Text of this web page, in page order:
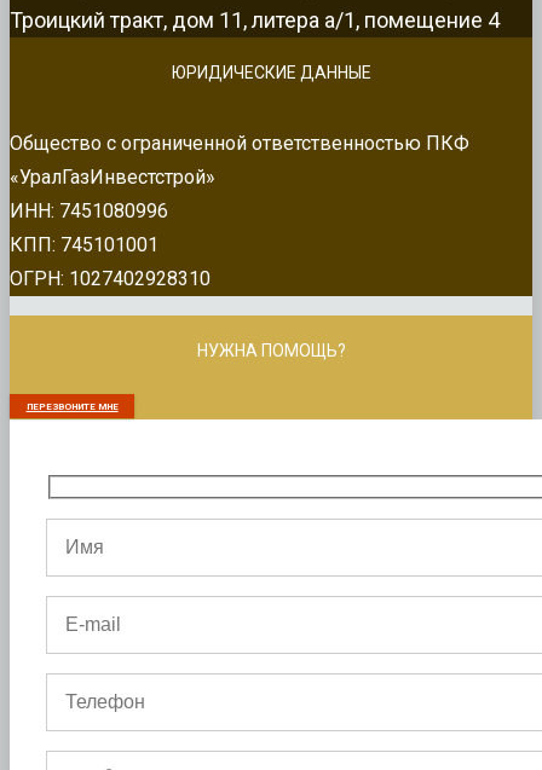
Троицкий тракт, дом 11, литера а/1, помещение 4
ЮРИДИЧЕСКИЕ ДАННЫЕ
Общество с ограниченной ответственностью ПКФ
«УралГазИнвестстрой»
ИНН: 7451080996
КПП: 745101001
ОГРН: 1027402928310
НУЖНА ПОМОЩЬ?
ПЕРЕЗВОНИТЕ МНЕ